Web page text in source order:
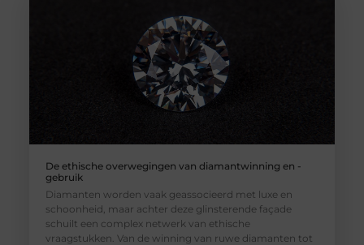
De ethische overwegingen van diamantwinning en -
gebruik
Diamanten worden vaak geassocieerd met luxe en
schoonheid, maar achter deze glinsterende façade
schuilt een complex netwerk van ethische
vraagstukken. Van de winning van ruwe diamanten tot